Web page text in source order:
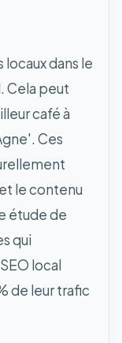
dans le
Cela peut
café à
Ces
le contenu
étude de
qui
local
de leur trafic